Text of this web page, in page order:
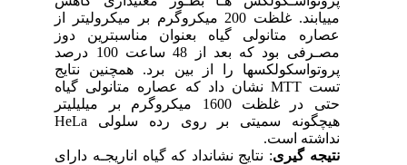
مییابند. غلظت 200 میکروگرم بر میکرولیتر از
عصاره متانولی گیاه بعنوان مناسبترین دوز
مصـرفی بود که بعد از 48 ساعت 100 درصد
پروتواسکولکسها را از بین برد. همچنین نتایج
تست MTT نشان داد که عصاره متانولی گیاه
حتی در غلظت 1600 میکروگرم بر میلیلیتر
هیچگونه سمیتی بر روی رده سلولی HeLa
نداشته است.
تیجه گیری: نتایج نشانداد که گیاه اناریجـه دارای